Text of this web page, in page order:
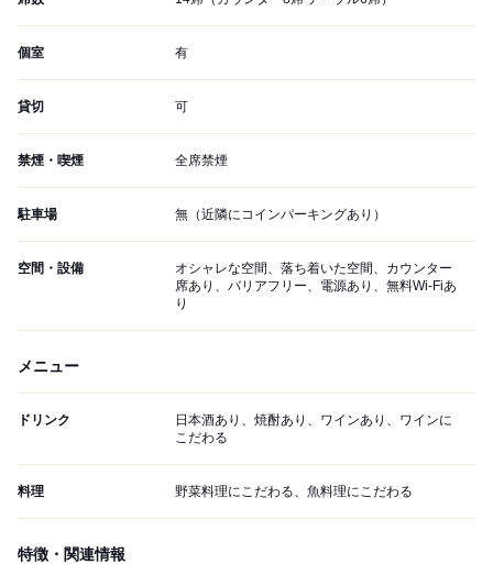
個室 有
貸切 可
禁煙・喫煙 全席禁煙
駐車場 無（近隣にコインパーキングあり）
空間・設備
オシャレな空間、落ち着いた空間、カウンター
席あり、バリアフリー、電源あり、無料Wi-Fiあ
り
メニュー
ドリンク
日本酒あり、焼酎あり、ワインあり、ワインに
こだわる
料理 野菜料理にこだわる、魚料理にこだわる
特徴・関連情報